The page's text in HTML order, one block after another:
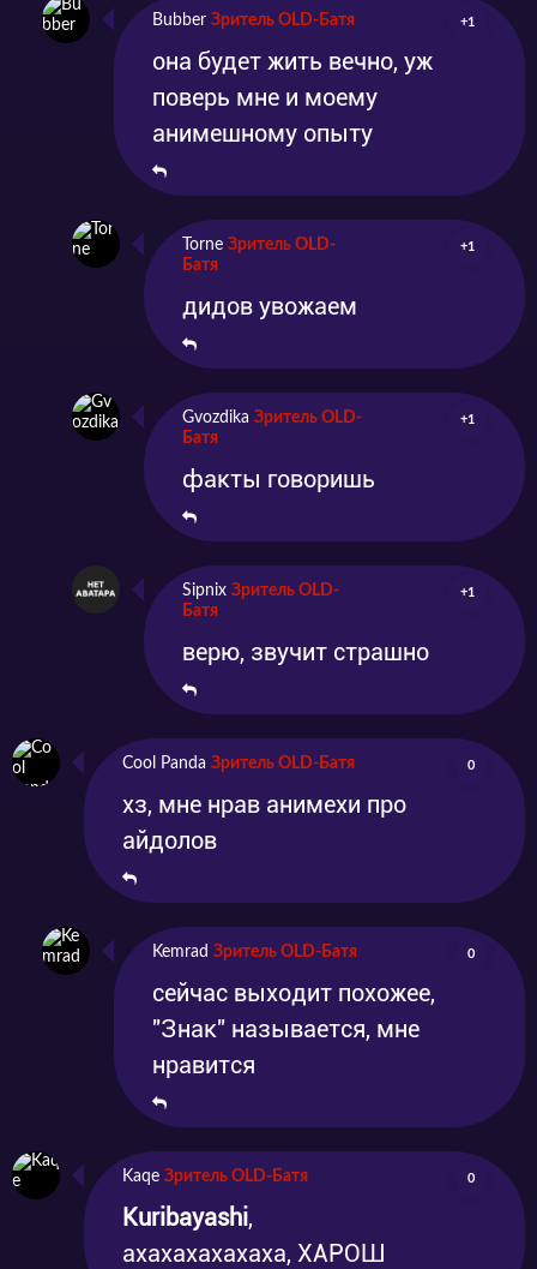
Bubber Зритель OLD-Батя +1
она будет жить вечно, уж
поверь мне и моему
анимешному опыту
Torne Зритель OLD-
Батя
+1
дидов увожаем
Gvozdika Зритель OLD-
Батя
+1
факты говоришь
Sipnix Зритель OLD-
Батя
+1
верю, звучит страшно
Cool Panda Зритель OLD-Батя 0
хз, мне нрав анимехи про
айдолов
Kemrad Зритель OLD-Батя 0
сейчас выходит похожее,
"Знак" называется, мне
нравится
Kaqe Зритель OLD-Батя 0
Kuribayashi,
ахахахахахаха, ХАРОШ